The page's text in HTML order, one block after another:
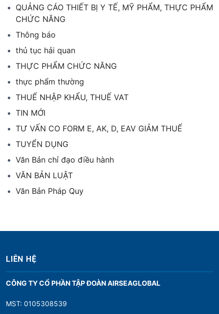
QUẢNG CÁO THIẾT BỊ Y TẾ, MỸ PHẨM, THỰC PHẨM
CHỨC NĂNG
Thông báo
thủ tục hải quan
THỰC PHẨM CHỨC NĂNG
thực phẩm thường
THUẾ NHẬP KHẨU, THUẾ VAT
TIN MỚI
TƯ VẤN CO FORM E, AK, D, EAV GIẢM THUẾ
TUYỂN DỤNG
Văn Bản chỉ đạo điều hành
VĂN BẢN LUẬT
Văn Bản Pháp Quy
LIÊN HỆ
CÔNG TY CỔ PHẦN TẬP ĐOÀN AIRSEAGLOBAL
MST: 0105308539